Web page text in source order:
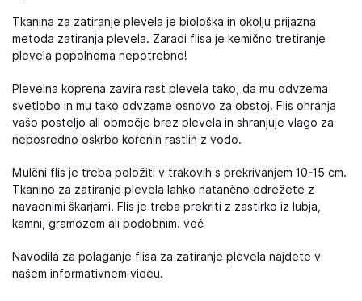
Tkanina za zatiranje plevela je biološka in okolju prijazna
metoda zatiranja plevela. Zaradi flisa je kemično tretiranje
plevela popolnoma nepotrebno!
Plevelna koprena zavira rast plevela tako, da mu odvzema
svetlobo in mu tako odvzame osnovo za obstoj. Flis ohranja
vašo posteljo ali območje brez plevela in shranjuje vlago za
neposredno oskrbo korenin rastlin z vodo.
Mulčni flis je treba položiti v trakovih s prekrivanjem 10-15 cm.
Tkanino za zatiranje plevela lahko natančno odrežete z
navadnimi škarjami. Flis je treba prekriti z zastirko iz lubja,
kamni, gramozom ali podobnim. več
Navodila za polaganje flisa za zatiranje plevela najdete v
našem informativnem videu.